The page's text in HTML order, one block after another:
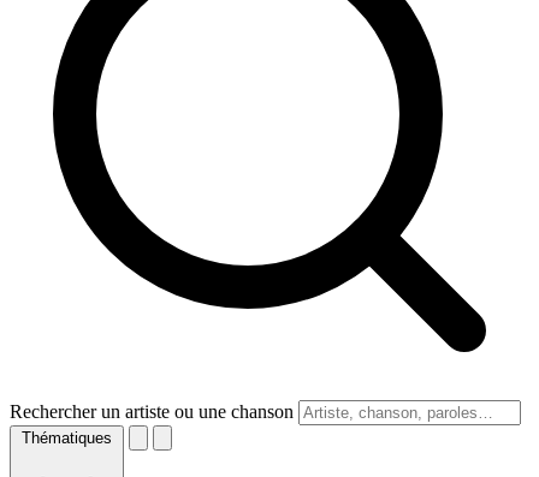
Rechercher un artiste ou une chanson
Thématiques